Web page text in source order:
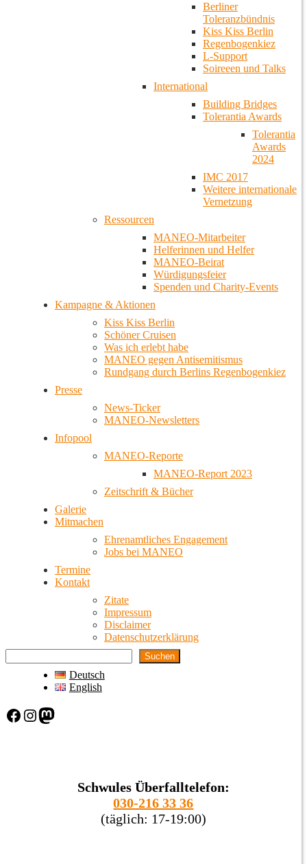
Berliner
Toleranzbündnis
Kiss Kiss Berlin
Regenbogenkiez
L-Support
Soireeen und Talks
International
Building Bridges
Tolerantia Awards
Tolerantia
Awards
2024
IMC 2017
Weitere internationale
Vernetzung
Ressourcen
MANEO-Mitarbeiter
Helferinnen und Helfer
MANEO-Beirat
Würdigungsfeier
Spenden und Charity-Events
Kampagne & Aktionen
Kiss Kiss Berlin
Schöner Cruisen
Was ich erlebt habe
MANEO gegen Antisemitismus
Rundgang durch Berlins Regenbogenkiez
Presse
News-Ticker
MANEO-Newsletters
Infopool
MANEO-Reporte
MANEO-Report 2023
Zeitschrift & Bücher
Galerie
Mitmachen
Ehrenamtliches Engagement
Jobs bei MANEO
Termine
Kontakt
Zitate
Impressum
Disclaimer
Datenschutzerklärung
Suchen
Deutsch
English
Facebook Instagram Mastodon
Schwules Überfalltelefon:
030-216 33 36
(täglich: 17-19:00)